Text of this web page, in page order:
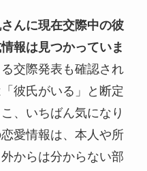
んに現在交際中の彼
報は見つかっていま
交際発表も確認され
彼氏がいる」と断定
、いちばん気になり
愛情報は、本人や所
からは分からない部